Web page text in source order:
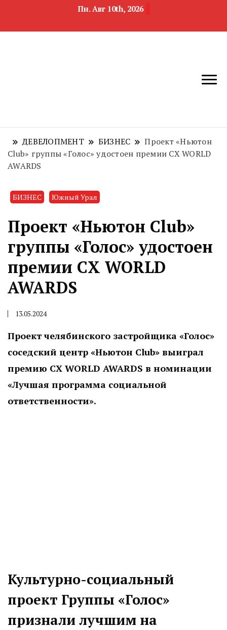
Пн. Авг 10th, 2026
область
недвижимости
ДЕВЕЛОПМЕНТ БИЗНЕС
Проект «Ньютон
Club» группы «Голос» удостоен премии CX WORLD
AWARDS
БИЗНЕС Южный Урал
Проект «Ньютон Club»
группы «Голос» удостоен
премии CX WORLD
AWARDS
13.05.2024
Проект челябинского застройщика «Голос»
соседский центр «Ньютон Club» выиграл
премию CX WORLD AWARDS в номинации
«Лучшая программа социальной
ответственности».
Культурно-социальный
проект Группы «Голос»
признали лучшим на